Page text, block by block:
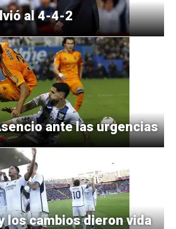
al 4-4-2
ante las urgencias
los cambios dieron vida